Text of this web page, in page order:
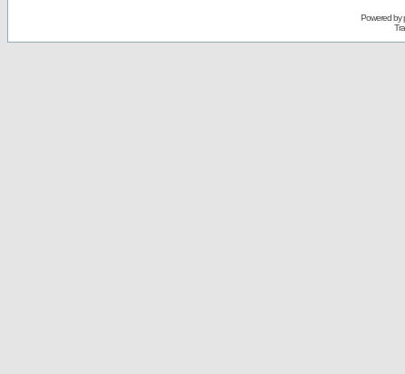
Powered by